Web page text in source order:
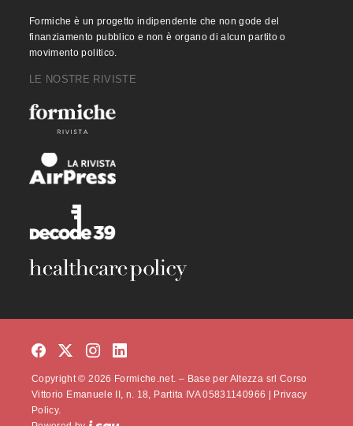
Formiche è un progetto indipendente che non gode del
finanziamento pubblico e non è organo di alcun partito o
movimento politico.
LE NOSTRE RIVISTE
Copyright © 2026 Formiche.net. – Base per Altezza srl Corso
Vittorio Emanuele II, n. 18, Partita IVA 05831140966 |
Privacy
Policy.